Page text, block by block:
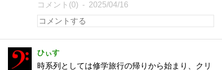
コメント(0) 2025/04/16
ひぃす
時系列としては修学旅行の帰りから始まり、クリ